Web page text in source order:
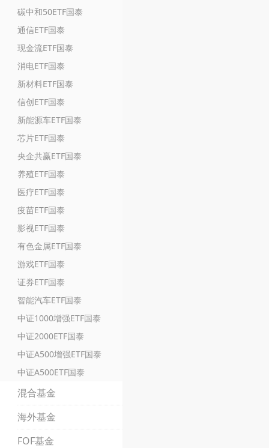
碳中和50ETF国泰
通信ETF国泰
现金流ETF国泰
消电ETF国泰
新材料ETF国泰
信创ETF国泰
新能源车ETF国泰
芯片ETF国泰
央企共赢ETF国泰
养殖ETF国泰
医疗ETF国泰
疫苗ETF国泰
影视ETF国泰
有色金属ETF国泰
游戏ETF国泰
证券ETF国泰
智能汽车ETF国泰
中证1000增强ETF国泰
中证2000ETF国泰
中证A500增强ETF国泰
中证A500ETF国泰
混合基金
海外基金
FOF基金